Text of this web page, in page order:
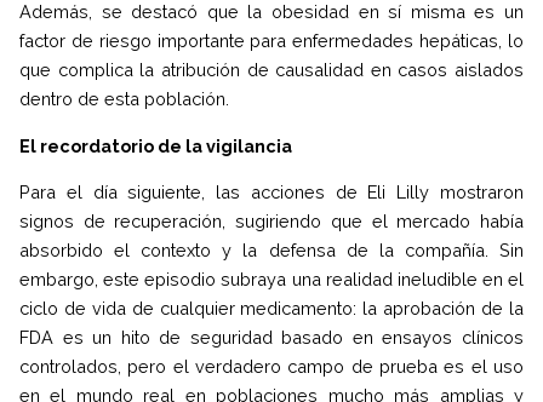
Además, se destacó que la obesidad en sí misma es un
factor de riesgo importante para enfermedades hepáticas, lo
que complica la atribución de causalidad en casos aislados
dentro de esta población.
El recordatorio de la vigilancia
Para el día siguiente, las acciones de Eli Lilly mostraron
signos de recuperación, sugiriendo que el mercado había
absorbido el contexto y la defensa de la compañía. Sin
embargo, este episodio subraya una realidad ineludible en el
ciclo de vida de cualquier medicamento: la aprobación de la
FDA es un hito de seguridad basado en ensayos clínicos
controlados, pero el verdadero campo de prueba es el uso
en el mundo real en poblaciones mucho más amplias y